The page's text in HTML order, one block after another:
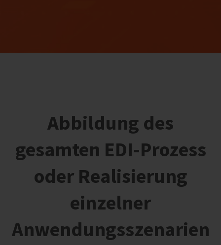
Abbildung des
gesamten EDI-Prozess
oder Realisierung
einzelner
Anwendungsszenarien